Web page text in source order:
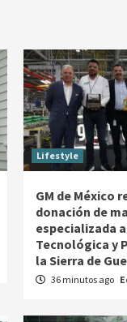
Lifestyle
GM de México
donación de
especializada
Tecnológica y
la Sierra de
36 minutos ago